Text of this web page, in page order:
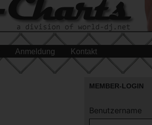
Anmeldung Kontakt
MEMBER-LOGIN
Benutzername